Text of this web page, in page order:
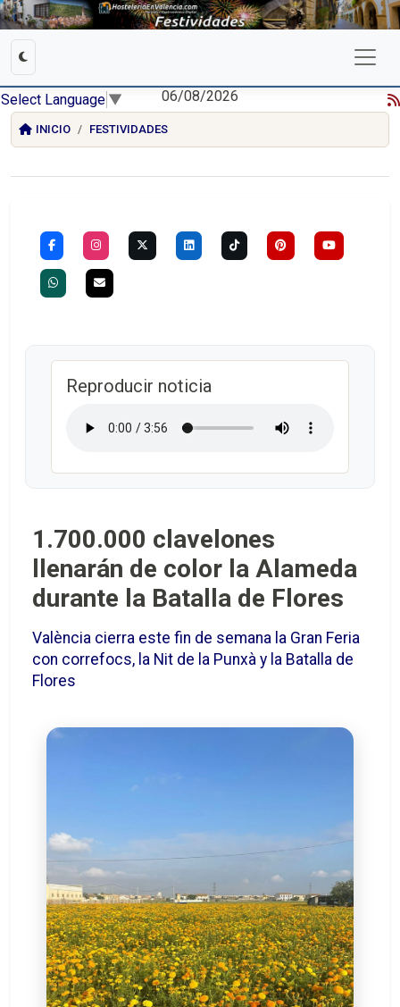
Select Language ▼ 06/08/2026
INICIO FESTIVIDADES
Reproducir noticia
1.700.000 clavelones
llenarán de color la Alameda
durante la Batalla de Flores
València cierra este fin de semana la Gran Feria
con correfocs, la Nit de la Punxà y la Batalla de
Flores